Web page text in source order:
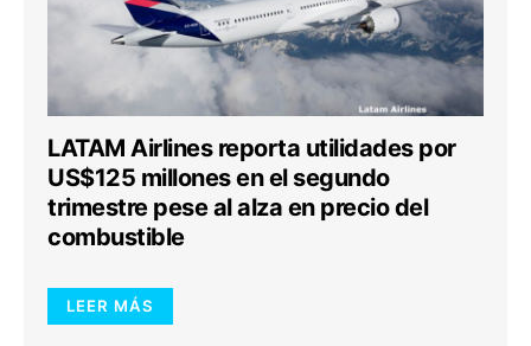
LATAM Airlines reporta utilidades por
US$125 millones en el segundo
trimestre pese al alza en precio del
combustible
LEER MÁS